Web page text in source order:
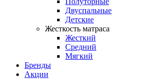
Двуспальные
Детские
Жесткость матраса
Жесткий
Средний
Мягкий
Бренды
Акции